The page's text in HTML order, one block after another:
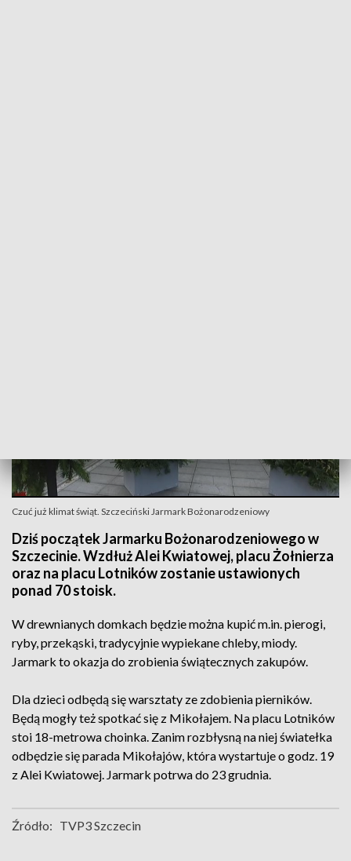
Czuć już klimat świąt. Szczeciński Jarmark Bożonarodzeniowy
Dziś początek Jarmarku Bożonarodzeniowego w
Szczecinie. Wzdłuż Alei Kwiatowej, placu Żołnierza
oraz na placu Lotników zostanie ustawionych
ponad 70 stoisk.
W drewnianych domkach będzie można kupić m.in. pierogi,
ryby, przekąski, tradycyjnie wypiekane chleby, miody.
Jarmark to okazja do zrobienia świątecznych zakupów.
Dla dzieci odbędą się warsztaty ze zdobienia pierników.
Będą mogły też spotkać się z Mikołajem. Na placu Lotników
stoi 18-metrowa choinka. Zanim rozbłysną na niej światełka
odbędzie się parada Mikołajów, która wystartuje o godz. 19
z Alei Kwiatowej. Jarmark potrwa do 23 grudnia.
Źródło: TVP3 Szczecin